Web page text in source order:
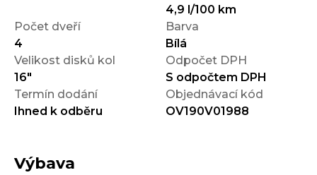
4,9 l/100 km
Počet dveří
4
Barva
Bílá
Velikost disků kol
16"
Odpočet DPH
S odpočtem DPH
Termín dodání
Ihned k odběru
Objednávací kód
OV190V01988
Výbava